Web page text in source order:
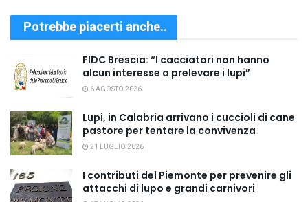
Potrebbe piacerti anche..
FIDC Brescia: “I cacciatori non hanno
alcun interesse a prelevare i lupi”
6 AGOSTO 2026
Lupi, in Calabria arrivano i cuccioli di cane
pastore per tentare la convivenza
21 LUGLIO 2026
I contributi del Piemonte per prevenire gli
attacchi di lupo e grandi carnivori